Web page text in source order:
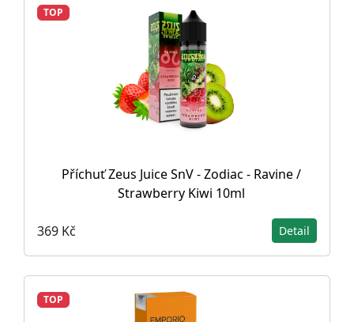
TOP
Příchuť Zeus Juice SnV - Zodiac - Ravine /
Strawberry Kiwi 10ml
369 Kč Detail
TOP